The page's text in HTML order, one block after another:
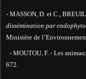
- MASSON, D. et C.,
dissémination par
Ministère de
- MOUTOU, F. - Les
672.